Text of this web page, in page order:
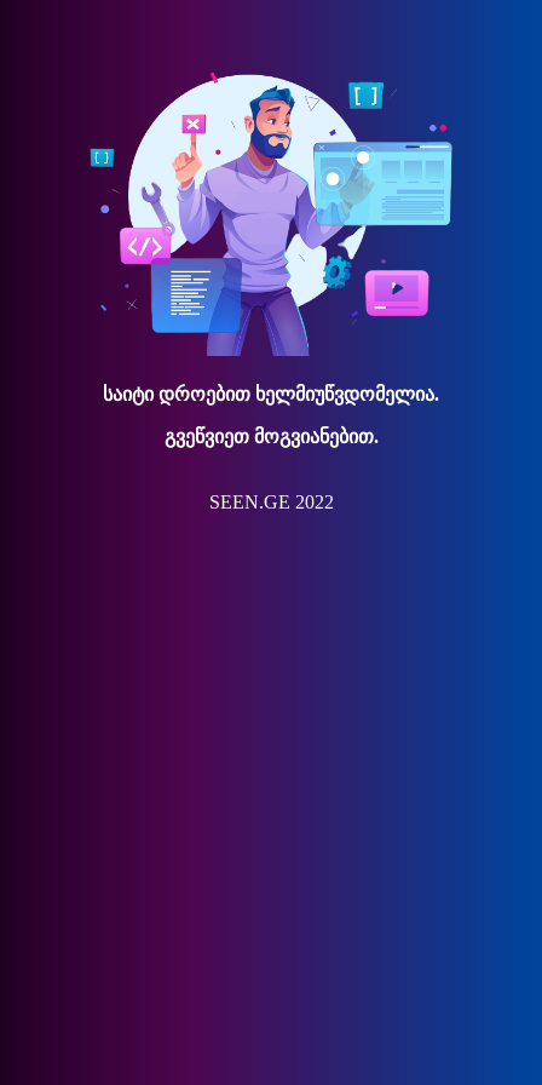
საიტი დროებით ხელმიუწვდომელია.
გვეწვიეთ მოგვიანებით.
SEEN.GE 2022